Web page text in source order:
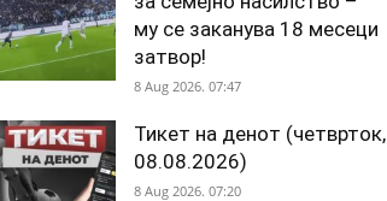
му се заканува 18 месеци
затвор!
8 Aug 2026. 07:47
Тикет на денот (четврток,
08.08.2026)
8 Aug 2026. 07:20